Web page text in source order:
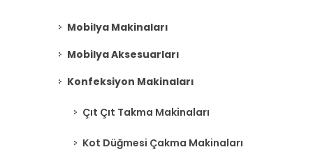
Mobilya Makinaları
Mobilya Aksesuarları
Konfeksiyon Makinaları
Çıt Çıt Takma Makinaları
Kot Düğmesi Çakma Makinaları